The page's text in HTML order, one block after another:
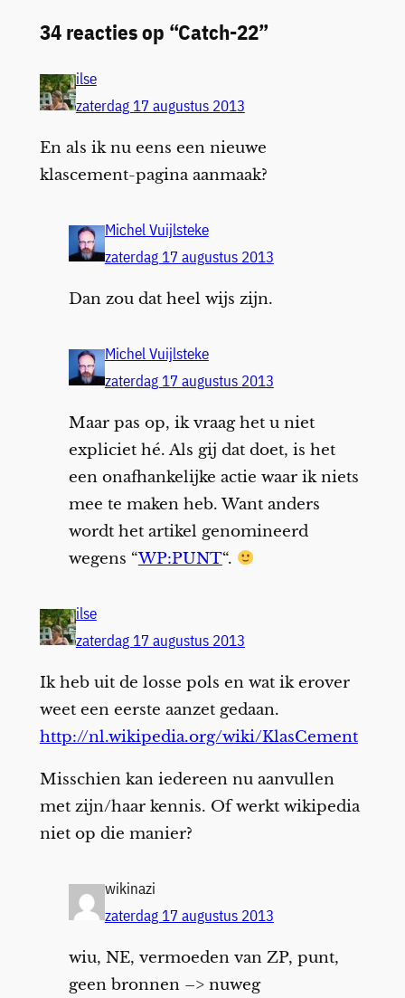
34 reacties op “Catch-22”
ilse
zaterdag 17 augustus 2013
En als ik nu eens een nieuwe
klascement-pagina aanmaak?
Michel Vuijlsteke
zaterdag 17 augustus 2013
Dan zou dat heel wijs zijn.
Michel Vuijlsteke
zaterdag 17 augustus 2013
Maar pas op, ik vraag het u niet
expliciet hé. Als gij dat doet, is het
een onafhankelijke actie waar ik niets
mee te maken heb. Want anders
wordt het artikel genomineerd
wegens “WP:PUNT“.
ilse
zaterdag 17 augustus 2013
Ik heb uit de losse pols en wat ik erover
weet een eerste aanzet gedaan.
http://nl.wikipedia.org/wiki/KlasCement
Misschien kan iedereen nu aanvullen
met zijn/haar kennis. Of werkt wikipedia
niet op die manier?
wikinazi
zaterdag 17 augustus 2013
wiu, NE, vermoeden van ZP, punt,
geen bronnen –> nuweg